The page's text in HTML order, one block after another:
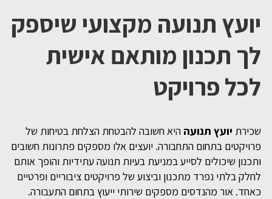
יועץ תנועה מקצועי שיספק
לך תכנון מותאם אישית
לכל פרויקט
שכירת יועץ תנועה היא חשובה להבטחת הצלחת בטיחות של
פרויקטים בתחום התחבורה. יועצים אלו מספקים פתרונות חשובים
ותכנון שיכולים לסייע במניעת בעיות תנועה עתידיות והופך אותם
לחלק בלתי נפרד מתכנון וביצוע של פרויקטים ציבוריים ופרטיים
כאחד. אור מהנדסים מספקים שירותי ייעוץ בתחום התעבורה.